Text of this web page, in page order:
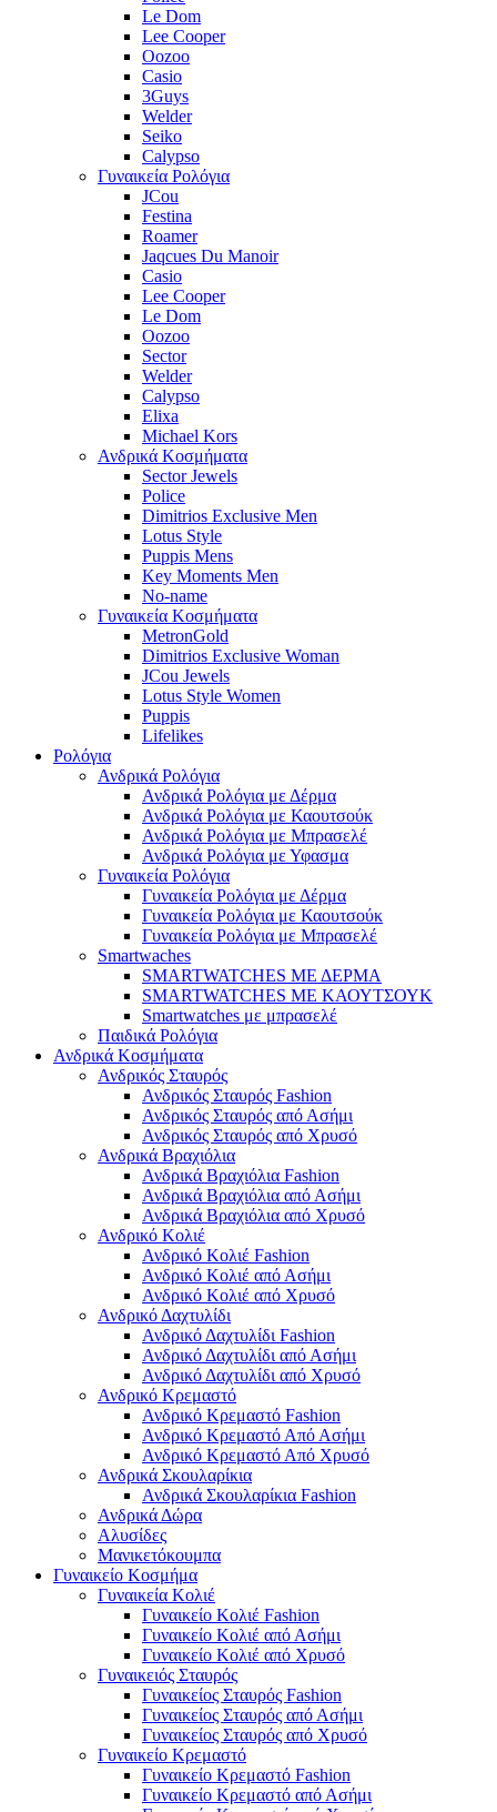
Le Dom
Lee Cooper
Oozoo
Casio
3Guys
Welder
Seiko
Calypso
Γυναικεία Ρολόγια
JCou
Festina
Roamer
Jaqcues Du Manoir
Casio
Lee Cooper
Le Dom
Oozoo
Sector
Welder
Calypso
Elixa
Michael Kors
Ανδρικά Κοσμήματα
Sector Jewels
Police
Dimitrios Exclusive Men
Lotus Style
Puppis Mens
Key Moments Men
No-name
Γυναικεία Κοσμήματα
MetronGold
Dimitrios Exclusive Woman
JCou Jewels
Lotus Style Women
Puppis
Lifelikes
Ρολόγια
Ανδρικά Ρολόγια
Ανδρικά Ρολόγια με Δέρμα
Ανδρικά Ρολόγια με Καουτσούκ
Ανδρικά Ρολόγια με Μπρασελέ
Ανδρικά Ρολόγια με Υφασμα
Γυναικεία Ρολόγια
Γυναικεία Ρολόγια με Δέρμα
Γυναικεία Ρολόγια με Καουτσούκ
Γυναικεία Ρολόγια με Μπρασελέ
Smartwaches
SMARTWATCHES ΜΕ ΔΕΡΜΑ
SMARTWATCHES ΜΕ ΚΑΟΥΤΣΟΥΚ
Smartwatches με μπρασελέ
Παιδικά Ρολόγια
Ανδρικά Κοσμήματα
Ανδρικός Σταυρός
Ανδρικός Σταυρός Fashion
Ανδρικός Σταυρός από Ασήμι
Ανδρικός Σταυρός από Χρυσό
Ανδρικά Βραχιόλια
Ανδρικά Βραχιόλια Fashion
Ανδρικά Βραχιόλια από Ασήμι
Ανδρικά Βραχιόλια από Χρυσό
Ανδρικό Κολιέ
Ανδρικό Κολιέ Fashion
Ανδρικό Κολιέ από Ασήμι
Ανδρικό Κολιέ από Χρυσό
Ανδρικό Δαχτυλίδι
Ανδρικό Δαχτυλίδι Fashion
Ανδρικό Δαχτυλίδι από Ασήμι
Ανδρικό Δαχτυλίδι από Χρυσό
Ανδρικό Κρεμαστό
Ανδρικό Κρεμαστό Fashion
Ανδρικό Κρεμαστό Από Ασήμι
Ανδρικό Κρεμαστό Από Χρυσό
Ανδρικά Σκουλαρίκια
Ανδρικά Σκουλαρίκια Fashion
Ανδρικά Δώρα
Αλυσίδες
Μανικετόκουμπα
Γυναικείο Κοσμήμα
Γυναικεία Κολιέ
Γυναικείο Κολιέ Fashion
Γυναικείο Κολιέ από Ασήμι
Γυναικείο Κολιέ από Χρυσό
Γυναικειός Σταυρός
Γυναικείος Σταυρός Fashion
Γυναικείος Σταυρός από Ασήμι
Γυναικείος Σταυρός από Χρυσό
Γυναικείο Κρεμαστό
Γυναικείο Κρεμαστό Fashion
Γυναικείο Κρεμαστό από Ασήμι